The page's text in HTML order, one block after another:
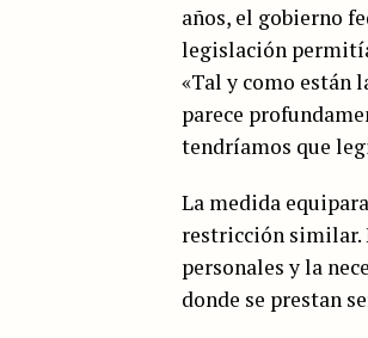
años, el gobierno
legislación
«Tal y como están
parece
tendríamos que
La medida
restricción similar.
personales y la
donde se prestan